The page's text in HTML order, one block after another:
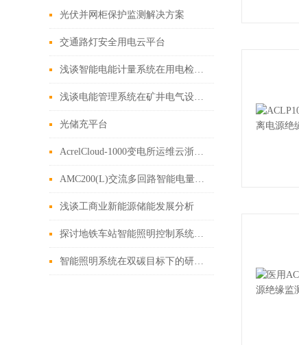
光伏并网柜保护监测解决方案
交通路灯安全用电云平台
浅谈智能电能计量系统在用电检查中的应用
浅谈电能管理系统在矿井电气设备管理中的应用研究
光储充平台
AcrelCloud-1000变电所运维云浙江固特成套设备有限公司应用
AMC200(L)交流多回路智能电量采集监控装置
浅谈工商业新能源储能发展分析
探讨地铁车站智能照明控制系统方案设计
智能照明系统在双碳目标下的研究与设计